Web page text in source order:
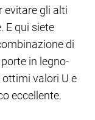
evitare gli alti
E qui siete
di
in legno-
valori U e
eccellente.